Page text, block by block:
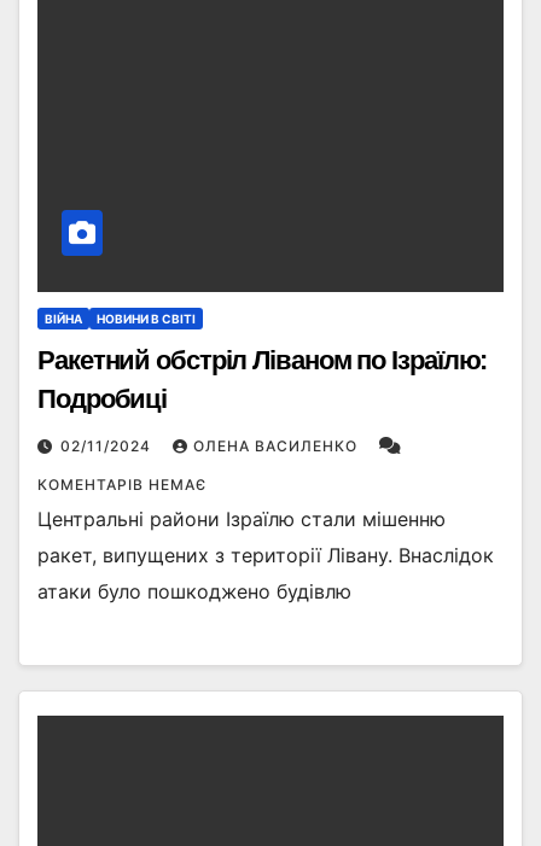
ВІЙНА НОВИНИ В СВІТІ
Ракетний обстріл Ліваном по Ізраїлю:
Подробиці
02/11/2024 ОЛЕНА ВАСИЛЕНКО
КОМЕНТАРІВ НЕМАЄ
Центральні райони Ізраїлю стали мішенню
ракет, випущених з території Лівану. Внаслідок
атаки було пошкоджено будівлю